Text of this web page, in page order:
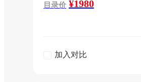
ITF-1, TCF3,
目录价 ¥1980
加入对比